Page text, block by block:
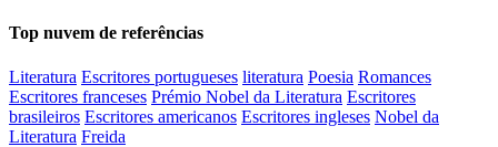
Top nuvem de referências
Literatura Escritores portugueses literatura Poesia Romances
Escritores franceses Prémio Nobel da Literatura Escritores
brasileiros Escritores americanos Escritores ingleses Nobel da
Literatura Freida